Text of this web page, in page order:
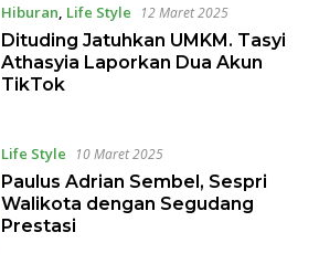
Hiburan, Life Style 12 Maret 2025
Dituding Jatuhkan UMKM. Tasyi
Athasyia Laporkan Dua Akun
TikTok
Life Style 10 Maret 2025
Paulus Adrian Sembel, Sespri
Walikota dengan Segudang
Prestasi